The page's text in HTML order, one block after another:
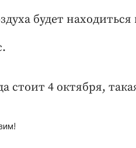
будет находиться
4 октября,